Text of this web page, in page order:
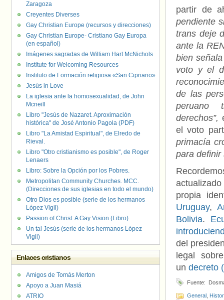
partir de
pendiente
trans deje
ante la
bien
voto y el
de las
peruano
derechos”,
el voto
primacía
para definir
propia
Uruguay,
Bolivia.
del
legal
un decreto
Fuente:
General
Zaragoza
Creyentes Diverses
Gay Christian Europe (recursos y direcciones)
Gay Christian Europe- Cristiano Gay Europa
(en español)
Imágenes sagradas de William Hart McNichols
Institute for Welcoming Resources
Instituto de Formación religiosa «San Cipriano»
Jesús in Love
La iglesia ante la homosexualidad, de John
Mcneill
Libro "Jesús de Nazaret. Aproximación
histórica" de José Antonio Pagola (PDF)
Libro "La Amistad Espiritual", de Elredo de
Rieval.
Libro "Otro cristianismo es posible", de Roger
Lenaers
Libro: Sobre la Opción por los Pobres.
Metropolitan Community Churches. MCC.
(Direcciones de sus iglesias en todo el mundo)
Otro Dios es posible (serie de los hermanos
López Vigil)
Passion of Christ: A Gay Vision (Libro)
Un tal Jesús (serie de los hermanos López
Vigil)
Enlaces cristianos
Amigos de Tomás Merton
Apoyo a Juan Masiá
ATRIO